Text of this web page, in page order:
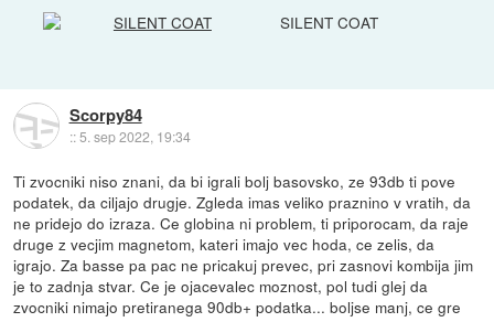
SILENT COAT
Scorpy84
::5. sep 2022, 19:34
Ti zvocniki niso znani, da bi igrali bolj basovsko, ze 93db ti pove
podatek, da ciljajo drugje. Zgleda imas veliko praznino v vratih, da
ne pridejo do izraza. Ce globina ni problem, ti priporocam, da raje
druge z vecjim magnetom, kateri imajo vec hoda, ce zelis, da
igrajo. Za basse pa pac ne pricakuj prevec, pri zasnovi kombija jim
je to zadnja stvar. Ce je ojacevalec moznost, pol tudi glej da
zvocniki nimajo pretiranega 90db+ podatka... boljse manj, ce gre